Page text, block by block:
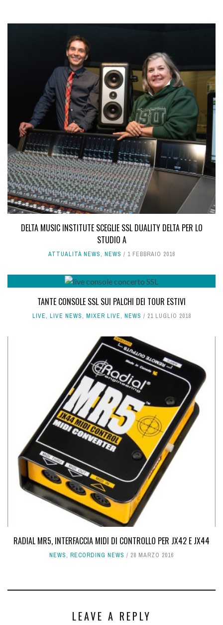
DELTA MUSIC INSTITUTE SCEGLIE SSL DUALITY DELTA PER LO
STUDIO A
ATTUALITÀ NEWS, NEWS 1 FEBBRAIO 2016
TANTE CONSOLE SSL SUI PALCHI DEI TOUR ESTIVI
LIVE, LIVE NEWS, MIXER LIVE, NEWS 21 LUGLIO 2018
RADIAL MR5, INTERFACCIA MIDI DI CONTROLLO PER JX42 E JX44
NEWS, RECORDING NEWS 28 MARZO 2016
LEAVE A REPLY